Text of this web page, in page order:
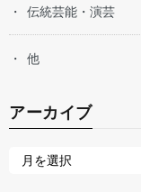
伝統芸能・演芸
他
アーカイブ